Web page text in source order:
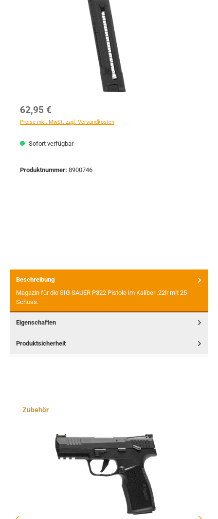
Regulärer Preis:
62,95 €
Preise inkl. MwSt. zzgl. Versandkosten
Sofort verfügbar
Produktnummer: 8900746
Beschreibung
Magazin für die SIG SAUER P322 Pistole im Kaliber .22lr mit 25
Schuss.
Eigenschaften
Produktsicherheit
Produktgalerie überspringen
Zubehör